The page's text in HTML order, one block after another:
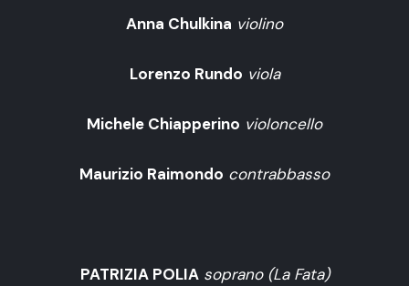
Anna Chulkina violino
Lorenzo Rundo viola
Michele Chiapperino violoncello
Maurizio Raimondo contrabbasso
PATRIZIA POLIA soprano (La Fata)